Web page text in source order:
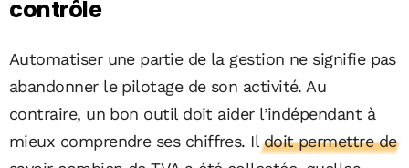
contrôle
Automatiser une partie de la gestion ne signifie pas
abandonner le pilotage de son activité. Au
contraire, un bon outil doit aider l’indépendant à
mieux comprendre ses chiffres. Il doit permettre de